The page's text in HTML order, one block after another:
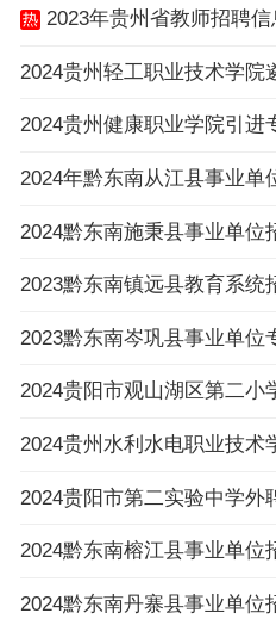
2023年贵州省教师招聘
2024贵阳市观山湖区第二小